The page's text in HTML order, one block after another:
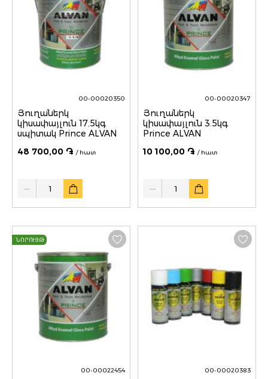
00-00020350
Յուղաներկ
կիսափայլուն 17.5կգ
սպիտակ Prince ALVAN
48 700,00 ֏ / հատ
00-00020347
Յուղաներկ
կիսափայլուն 3.5կգ
Prince ALVAN
10 100,00 ֏ / հատ
ՆՈՐՈՒՅԹ
00-00022454 00-00020383